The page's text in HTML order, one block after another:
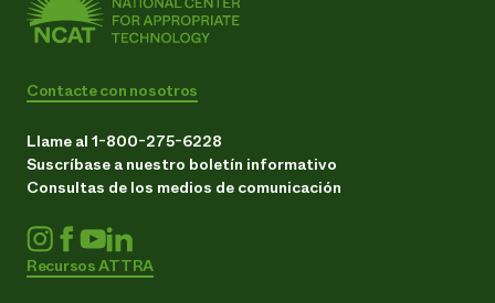
Contacte con nosotros
Llame al 1-800-275-6228
Suscríbase a nuestro boletín informativo
Consultas de los medios de comunicación
Recursos ATTRA